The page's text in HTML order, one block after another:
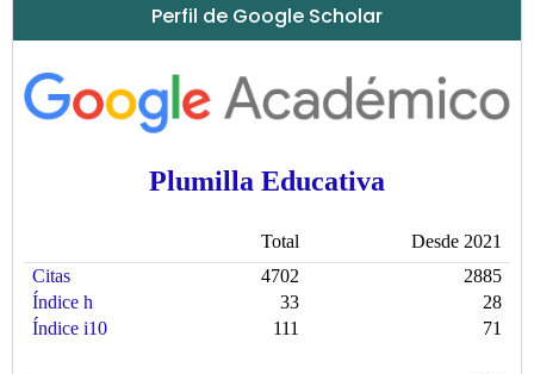
Perfil de Google Scholar